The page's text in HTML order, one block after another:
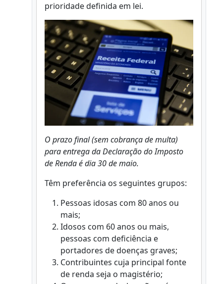
prioridade definida em lei.
O prazo final (sem cobrança de multa)
para entrega da Declaração do Imposto
de Renda é dia 30 de maio.
Têm preferência os seguintes grupos:
Pessoas idosas com 80 anos ou
mais;
Idosos com 60 anos ou mais,
pessoas com deficiência e
portadores de doenças graves;
Contribuintes cuja principal fonte
de renda seja o magistério;